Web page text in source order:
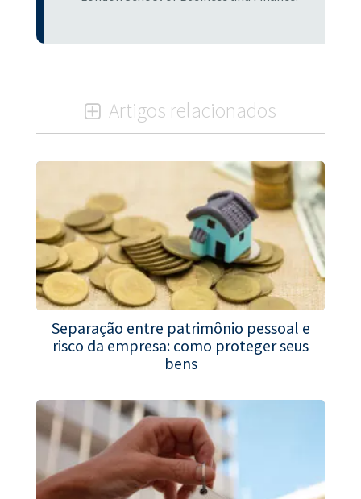
Artigos relacionados
Separação entre patrimônio pessoal e
risco da empresa: como proteger seus
bens